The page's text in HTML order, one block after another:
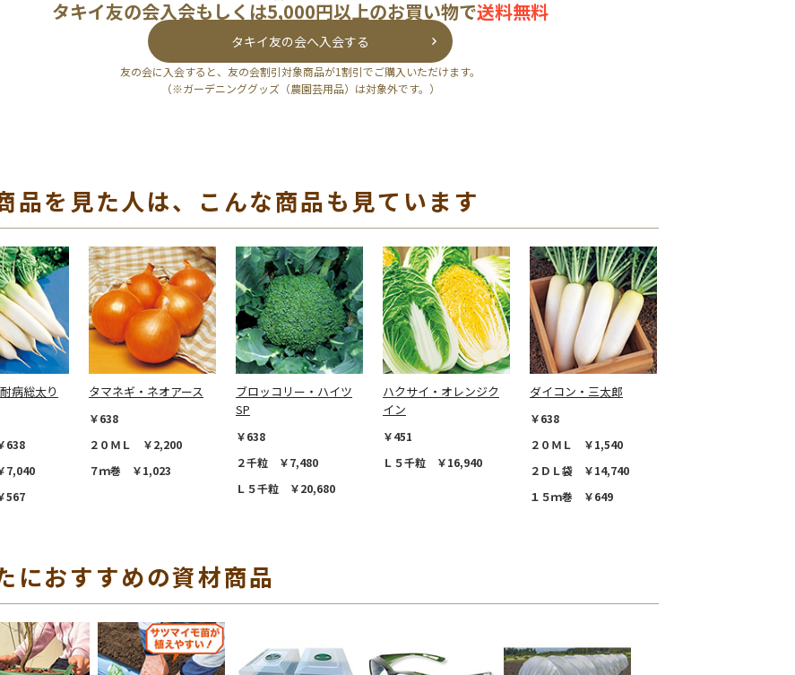
タキイ友の会入会もしくは5,000円以上のお買い物で送料無料
タキイ友の会へ入会する
友の会に入会すると、友の会割引対象商品が1割引でご購入いただけます。
（※ガーデニンググッズ（農園芸用品）は対象外です。）
品を見た人は、こんな商品も見ています
病総太り
638
7,040
567
タマネギ・ネオアース
￥638
２０ＭＬ ￥2,200
７ｍ巻 ￥1,023
ブロッコリー・ハイツ
SP
￥638
２千粒 ￥7,480
Ｌ５千粒 ￥20,680
ハクサイ・オレンジク
イン
￥451
Ｌ５千粒 ￥16,940
ダイコン・三太郎
￥638
２０ＭＬ ￥1,540
２ＤＬ袋 ￥14,740
１５ｍ巻 ￥649
におすすめの資材商品